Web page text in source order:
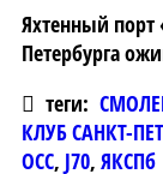
Яхтенный порт
Петербурга
теги:
КЛУБ САНКТ-
ОСС, J70, ЯКСПб